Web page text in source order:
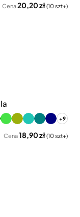
Cena20,20 zł(10 szt+)
+9
Cena18,90 zł(10 szt+)